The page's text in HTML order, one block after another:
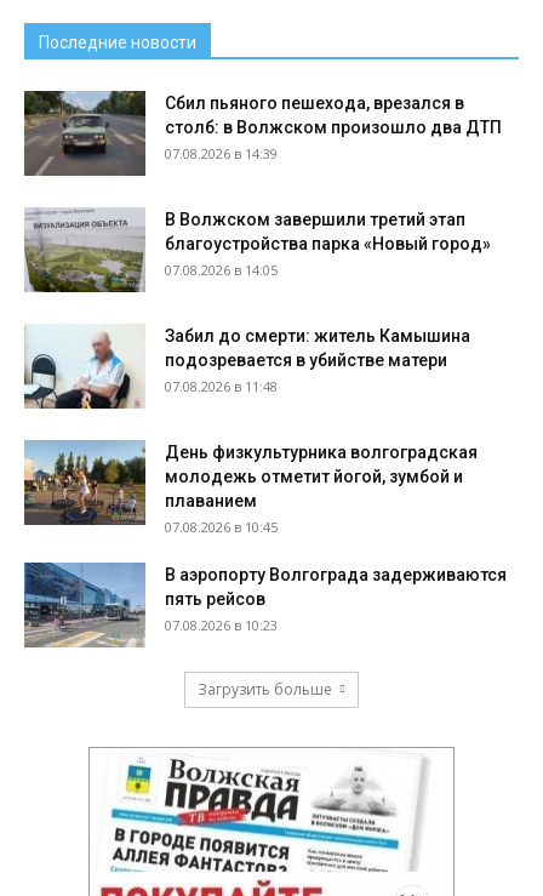
Последние новости
Сбил пьяного пешехода, врезался в
столб: в Волжском произошло два ДТП
07.08.2026 в 14:39
В Волжском завершили третий этап
благоустройства парка «Новый город»
07.08.2026 в 14:05
Забил до смерти: житель Камышина
подозревается в убийстве матери
07.08.2026 в 11:48
День физкультурника волгоградская
молодежь отметит йогой, зумбой и
плаванием
07.08.2026 в 10:45
В аэропорту Волгограда задерживаются
пять рейсов
07.08.2026 в 10:23
Загрузить больше